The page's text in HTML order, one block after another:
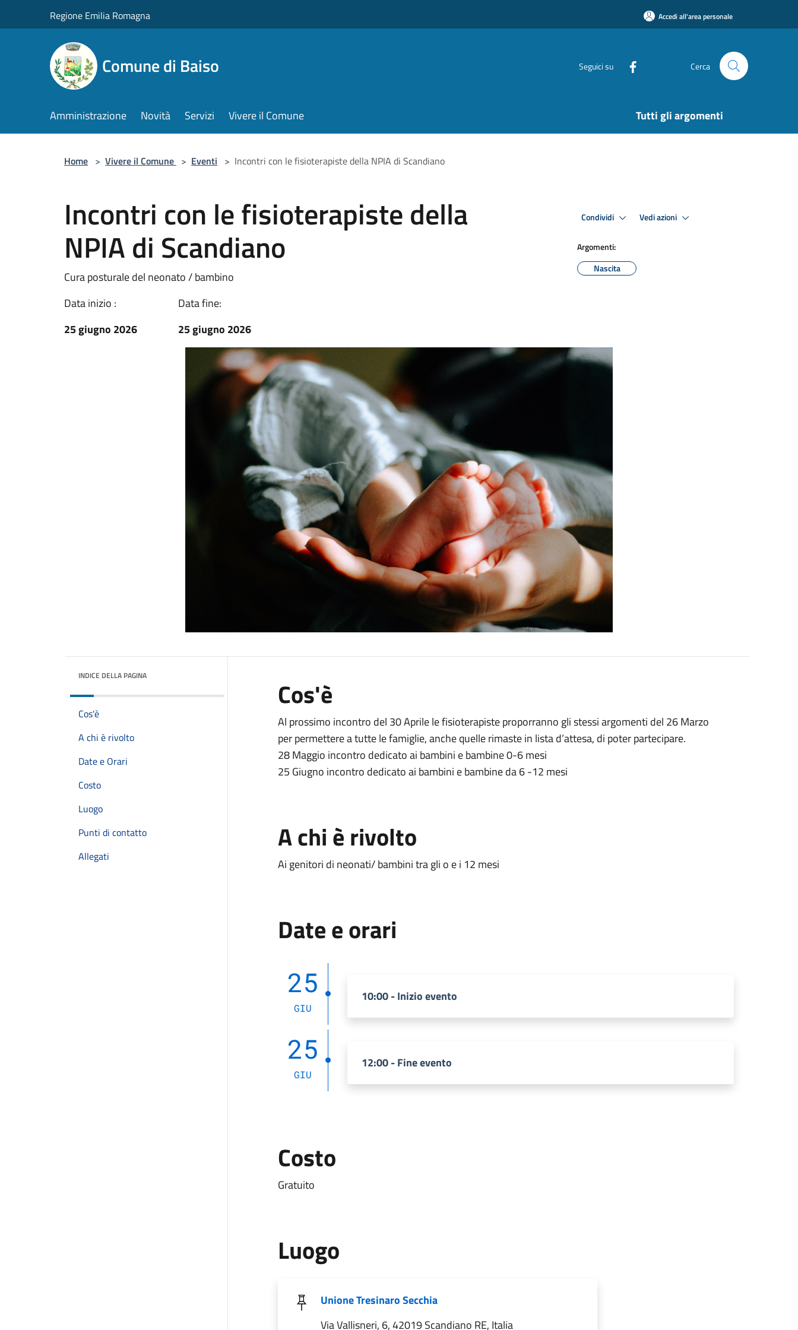
Regione Emilia Romagna Accedi all'area personale
Comune di Baiso Seguici su Cerca
Amministrazione Novità Servizi Vivere il Comune Tutti gli argomenti
Home > Vivere il Comune > Eventi > Incontri con le fisioterapiste della NPIA di Scandiano
Incontri con le fisioterapiste della
NPIA di Scandiano
Cura posturale del neonato / bambino
Data inizio :
25 giugno 2026
Data fine:
25 giugno 2026
Condividi Vedi azioni
Argomenti:
Nascita
INDICE DELLA PAGINA
Cos'è
A chi è rivolto
Date e Orari
Costo
Luogo
Punti di contatto
Allegati
Cos'è
Al prossimo incontro del 30 Aprile le fisioterapiste proporranno gli stessi argomenti del 26 Marzo
per permettere a tutte le famiglie, anche quelle rimaste in lista d’attesa, di poter partecipare.
28 Maggio incontro dedicato ai bambini e bambine 0-6 mesi
25 Giugno incontro dedicato ai bambini e bambine da 6 -12 mesi
A chi è rivolto
Ai genitori di neonati/ bambini tra gli o e i 12 mesi
Date e orari
25
GIU
10:00 - Inizio evento
25
GIU
12:00 - Fine evento
Costo
Gratuito
Luogo
Unione Tresinaro Secchia
Via Vallisneri, 6, 42019 Scandiano RE, Italia